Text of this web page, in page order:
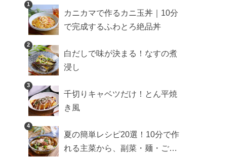
1
カニカマで作るカニ玉丼｜10分
で完成するふわとろ絶品丼
2
白だしで味が決まる！なすの煮
浸し
3
千切りキャベツだけ！とん平焼
き風
4
夏の簡単レシピ20選！10分で作
れる主菜から、副菜・麺・ごは